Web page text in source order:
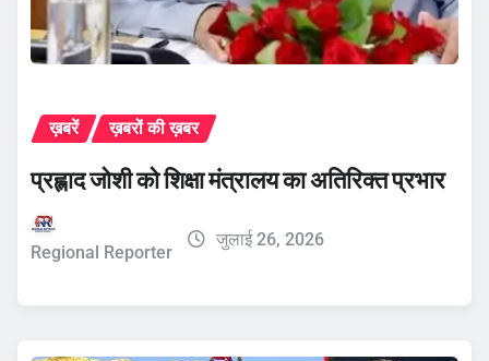
ख़बरें ख़बरों की ख़बर
प्रह्लाद जोशी को शिक्षा मंत्रालय का अतिरिक्त प्रभार
Regional Reporter
जुलाई 26, 2026